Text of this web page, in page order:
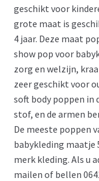
geschikt voor
grote maat is
4 jaar. Deze maat
show pop voor
zorg en welzijn,
zeer geschikt voor
soft body poppen in
stof, en de armen
De meeste poppen
babykleding maatje
merk kleding. Als u
mailen of bellen